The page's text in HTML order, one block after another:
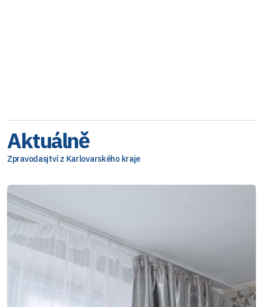
Aktuálně
Zpravodasjtví z Karlovarského kraje